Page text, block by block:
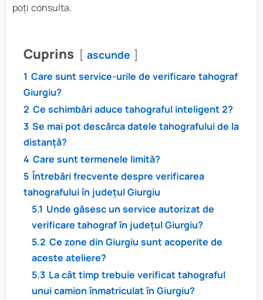
poți consulta.
Cuprins ascunde
1 Care sunt service-urile de verificare tahograf
Giurgiu?
2 Ce schimbări aduce tahograful inteligent 2?
3 Se mai pot descărca datele tahografului de la
distanță?
4 Care sunt termenele limită?
5 Întrebări frecvente despre verificarea
tahografului în județul Giurgiu
5.1 Unde găsesc un service autorizat de
verificare tahograf în județul Giurgiu?
5.2 Ce zone din Giurgiu sunt acoperite de
aceste ateliere?
5.3 La cât timp trebuie verificat tahograful
unui camion înmatriculat în Giurgiu?